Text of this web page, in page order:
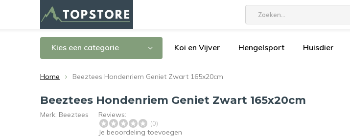
Kies een categorie Koi en Vijver Hengelsport Huisdier
Home Beeztees Hondenriem Geniet Zwart 165x20cm
Beeztees Hondenriem Geniet Zwart 165x20cm
Merk: Beeztees Reviews:
(0)
Je beoordeling toevoegen